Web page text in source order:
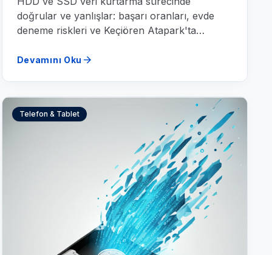
doğrular ve yanlışlar: başarı oranları, evde
deneme riskleri ve Keçiören Atapark'ta
Devamını Oku arrow_forward
Telefon & Tablet